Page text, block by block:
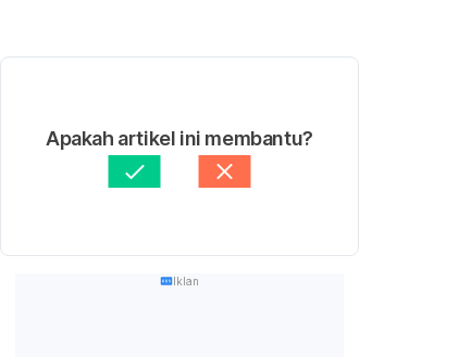
Apakah artikel ini membantu?
Iklan